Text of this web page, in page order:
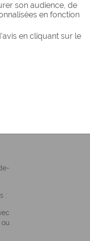
:
son audience, de
en fonction
en cliquant sur le